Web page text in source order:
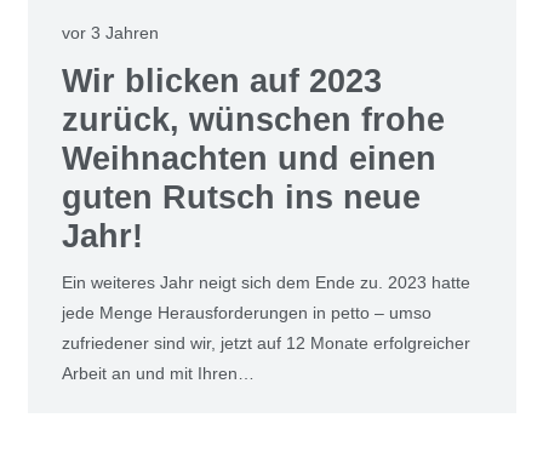
vor 3 Jahren
Wir bli­cken auf 2023
zurück, wün­schen fro­he
Weih­nach­ten und einen
guten Rutsch ins neue
Jahr!
Ein wei­te­res Jahr neigt sich dem Ende zu. 2023 hat­te
jede Men­ge Her­aus­for­de­run­gen in pet­to – umso
zufrie­de­ner sind wir, jetzt auf 12 Mona­te erfolg­rei­cher
Arbeit an und mit Ihren…